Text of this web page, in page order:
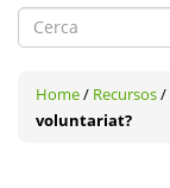
Formulari
cerca
Home/ Recursos/
voluntariat?